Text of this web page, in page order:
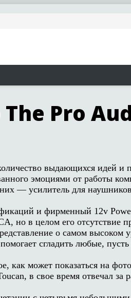
Pro
выдающихся идей и
эмоциями от работы
— усилитель для
и фирменный 12v
но в целом его отсутствие
о самом высоком
сгладить любые,
как может показаться на
в свое время отвечал за